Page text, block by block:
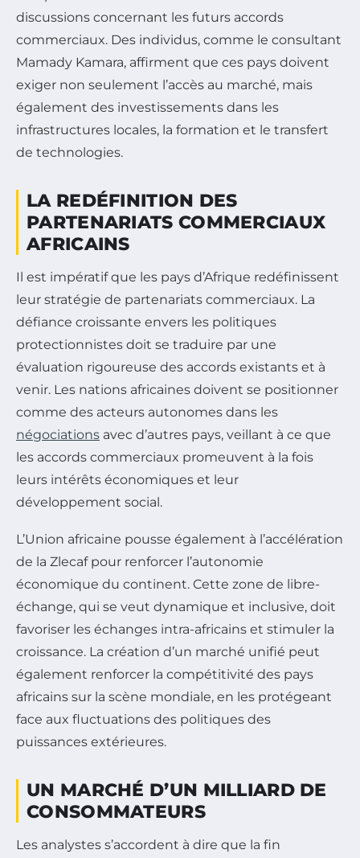
discussions concernant les futurs accords
commerciaux. Des individus, comme le consultant
Mamady Kamara, affirment que ces pays doivent
exiger non seulement l’accès au marché, mais
également des investissements dans les
infrastructures locales, la formation et le transfert
de technologies.
LA REDÉFINITION DES
PARTENARIATS COMMERCIAUX
AFRICAINS
Il est impératif que les pays d’Afrique redéfinissent
leur stratégie de partenariats commerciaux. La
défiance croissante envers les politiques
protectionnistes doit se traduire par une
évaluation rigoureuse des accords existants et à
venir. Les nations africaines doivent se positionner
comme des acteurs autonomes dans les
négociations avec d’autres pays, veillant à ce que
les accords commerciaux promeuvent à la fois
leurs intérêts économiques et leur
développement social.
L’Union africaine pousse également à l’accélération
de la Zlecaf pour renforcer l’autonomie
économique du continent. Cette zone de libre-
échange, qui se veut dynamique et inclusive, doit
favoriser les échanges intra-africains et stimuler la
croissance. La création d’un marché unifié peut
également renforcer la compétitivité des pays
africains sur la scène mondiale, en les protégeant
face aux fluctuations des politiques des
puissances extérieures.
UN MARCHÉ D’UN MILLIARD DE
CONSOMMATEURS
Les analystes s’accordent à dire que la fin